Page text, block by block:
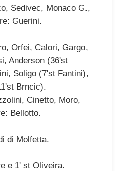
Sedivec, Monaco G.,
Guerini.
Orfei, Calori, Gargo,
Anderson (36'st
Soligo (7'st Fantini),
Brncic).
Cinetto, Moro,
Bellotto.
di Molfetta.
e 1' st Oliveira.